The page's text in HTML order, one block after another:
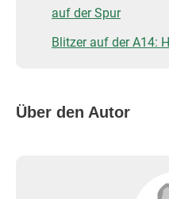
auf der Spur
Blitzer auf der A14:
Über den Autor